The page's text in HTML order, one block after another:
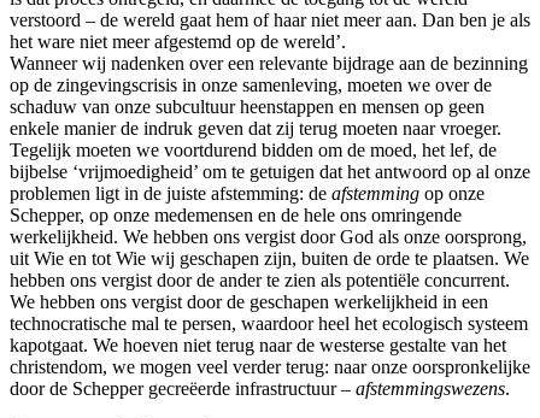
verstoord – de wereld gaat hem of haar niet meer aan. Dan ben je als
het ware niet meer afgestemd op de wereld’.
Wanneer wij nadenken over een relevante bijdrage aan de bezinning
op de zingevingscrisis in onze samenleving, moeten we over de
schaduw van onze subcultuur heenstappen en mensen op geen
enkele manier de indruk geven dat zij terug moeten naar vroeger.
Tegelijk moeten we voortdurend bidden om de moed, het lef, de
bijbelse ‘vrijmoedigheid’ om te getuigen dat het antwoord op al onze
problemen ligt in de juiste afstemming: de afstemming op onze
Schepper, op onze medemensen en de hele ons omringende
werkelijkheid. We hebben ons vergist door God als onze oorsprong,
uit Wie en tot Wie wij geschapen zijn, buiten de orde te plaatsen. We
hebben ons vergist door de ander te zien als potentiële concurrent.
We hebben ons vergist door de geschapen werkelijkheid in een
technocratische mal te persen, waardoor heel het ecologisch systeem
kapotgaat. We hoeven niet terug naar de westerse gestalte van het
christendom, we mogen veel verder terug: naar onze oorspronkelijke
door de Schepper gecreëerde infrastructuur – afstemmingswezens.